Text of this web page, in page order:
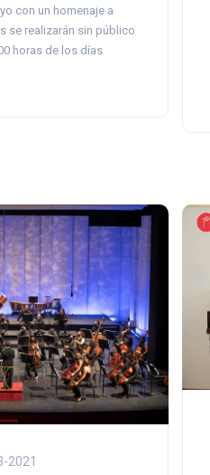
con un homenaje a
se realizarán sin público
horas de los días
2021